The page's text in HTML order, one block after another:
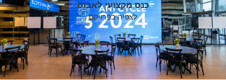
כנס מקצועי לאבוט
לצפיה בפרויקט